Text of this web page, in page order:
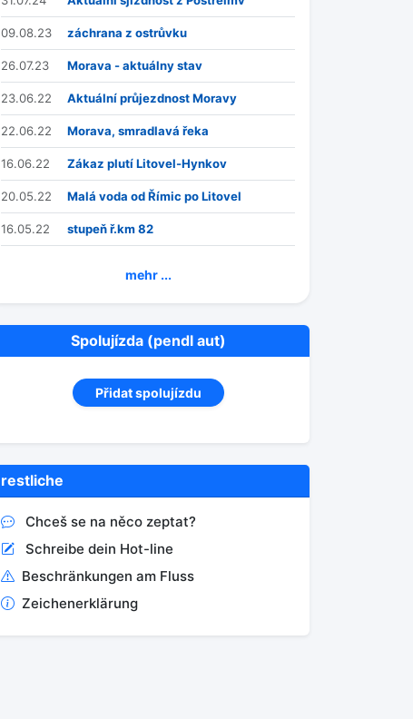
09.08.23 záchrana z ostrůvku
26.07.23 Morava - aktuálny stav
23.06.22 Aktuální průjezdnost Moravy
22.06.22 Morava, smradlavá řeka
16.06.22 Zákaz plutí Litovel-Hynkov
20.05.22 Malá voda od Římic po Litovel
16.05.22 stupeň ř.km 82
mehr ...
Spolujízda (pendl aut)
Přidat spolujízdu
restliche
Chceš se na něco zeptat?
Schreibe dein Hot-line
Beschränkungen am Fluss
Zeichenerklärung